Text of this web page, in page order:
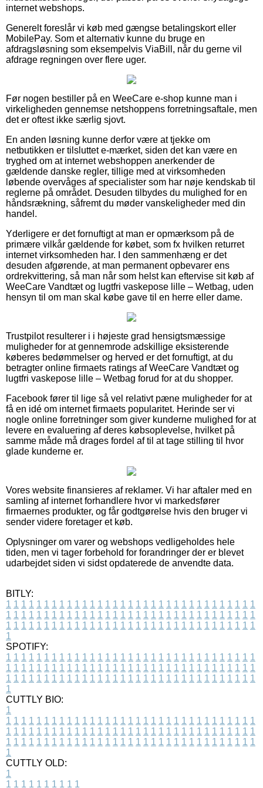
internet webshops.
Generelt foreslår vi køb med gængse betalingskort eller
MobilePay. Som et alternativ kunne du bruge en
afdragsløsning som eksempelvis ViaBill, når du gerne vil
afdrage regningen over flere uger.
Før nogen bestiller på en WeeCare e-shop kunne man i
virkeligheden gennemse netshoppens forretningsaftale, men
det er oftest ikke særlig sjovt.
En anden løsning kunne derfor være at tjekke om
netbutikken er tilsluttet e-mærket, siden det kan være en
tryghed om at internet webshoppen anerkender de
gældende danske regler, tillige med at virksomheden
løbende overvåges af specialister som har nøje kendskab til
reglerne på området. Desuden tilbydes du mulighed for en
håndsrækning, såfremt du møder vanskeligheder med din
handel.
Yderligere er det fornuftigt at man er opmærksom på de
primære vilkår gældende for købet, som fx hvilken returret
internet virksomheden har. I den sammenhæng er det
desuden afgørende, at man permanent opbevarer ens
ordrekvittering, så man når som helst kan eftervise sit køb af
WeeCare Vandtæt og lugtfri vaskepose lille – Wetbag, uden
hensyn til om man skal købe gave til en herre eller dame.
Trustpilot resulterer i i højeste grad hensigtsmæssige
muligheder for at gennemrode adskillige eksisterende
køberes bedømmelser og herved er det fornuftigt, at du
betragter online firmaets ratings af WeeCare Vandtæt og
lugtfri vaskepose lille – Wetbag forud for at du shopper.
Facebook fører til lige så vel relativt pæne muligheder for at
få en idé om internet firmaets popularitet. Herinde ser vi
nogle online forretninger som giver kunderne mulighed for at
levere en evaluering af deres købsoplevelse, hvilket på
samme måde må drages fordel af til at tage stilling til hvor
glade kunderne er.
Vores website finansieres af reklamer. Vi har aftaler med en
samling af internet forhandlere hvor vi markedsfører
firmaernes produkter, og får godtgørelse hvis den bruger vi
sender videre foretager et køb.
Oplysninger om varer og webshops vedligeholdes hele
tiden, men vi tager forbehold for forandringer der er blevet
udarbejdet siden vi sidst opdaterede de anvendte data.
BITLY:
1 1 1 1 1 1 1 1 1 1 1 1 1 1 1 1 1 1 1 1 1 1 1 1 1 1 1 1 1 1 1 1 1
1 1 1 1 1 1 1 1 1 1 1 1 1 1 1 1 1 1 1 1 1 1 1 1 1 1 1 1 1 1 1 1 1
1 1 1 1 1 1 1 1 1 1 1 1 1 1 1 1 1 1 1 1 1 1 1 1 1 1 1 1 1 1 1 1 1
1
SPOTIFY:
1 1 1 1 1 1 1 1 1 1 1 1 1 1 1 1 1 1 1 1 1 1 1 1 1 1 1 1 1 1 1 1 1
1 1 1 1 1 1 1 1 1 1 1 1 1 1 1 1 1 1 1 1 1 1 1 1 1 1 1 1 1 1 1 1 1
1 1 1 1 1 1 1 1 1 1 1 1 1 1 1 1 1 1 1 1 1 1 1 1 1 1 1 1 1 1 1 1 1
1
CUTTLY BIO:
1
1 1 1 1 1 1 1 1 1 1 1 1 1 1 1 1 1 1 1 1 1 1 1 1 1 1 1 1 1 1 1 1 1
1 1 1 1 1 1 1 1 1 1 1 1 1 1 1 1 1 1 1 1 1 1 1 1 1 1 1 1 1 1 1 1 1
1 1 1 1 1 1 1 1 1 1 1 1 1 1 1 1 1 1 1 1 1 1 1 1 1 1 1 1 1 1 1 1 1
1
CUTTLY OLD:
1
1 1 1 1 1 1 1 1 1 1